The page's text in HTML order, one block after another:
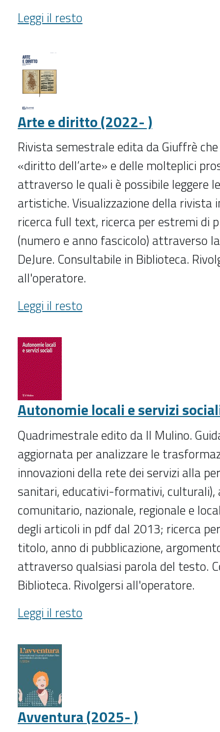
Archivio
giuridico
circolazione
dell'assicurazione
della
responsabilità
(2010-
)
-
Leggi il resto
Arte e diritto (2022- )
Rivista semestrale edita da Giuffrè
«diritto dell’arte» e delle molteplici
attraverso le quali è possibile leggere
artistiche. Visualizzazione della rivista
ricerca full text, ricerca per estremi di
(numero e anno fascicolo) attraverso
DeJure. Consultabile in Biblioteca.
all'operatore.
Arte
e
(2022-
)
-
Leggi il resto
Autonomie locali e servizi
Quadrimestrale edito da Il Mulino.
aggiornata per analizzare le
innovazioni della rete dei servizi alla
sanitari, educativi-formativi, culturali),
comunitario, nazionale, regionale e
degli articoli in pdf dal 2013; ricerca
titolo, anno di pubblicazione,
attraverso qualsiasi parola del testo.
Biblioteca. Rivolgersi all'operatore.
Autonomie
locali
servizi
sociali
(2013-
)
-
Leggi il resto
Avventura (2025- )